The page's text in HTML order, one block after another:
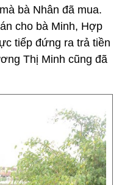
bà Nhân đã mua.
cho bà Minh, Hợp
tiếp đứng ra trả tiền
Thị Minh cũng đã